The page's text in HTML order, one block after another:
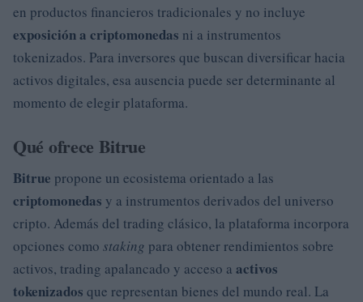
en productos financieros tradicionales y no incluye
exposición a criptomonedas ni a instrumentos
tokenizados. Para inversores que buscan diversificar hacia
activos digitales, esa ausencia puede ser determinante al
momento de elegir plataforma.
Qué ofrece Bitrue
Bitrue propone un ecosistema orientado a las
criptomonedas y a instrumentos derivados del universo
cripto. Además del trading clásico, la plataforma incorpora
opciones como staking para obtener rendimientos sobre
activos, trading apalancado y acceso a activos
tokenizados que representan bienes del mundo real. La